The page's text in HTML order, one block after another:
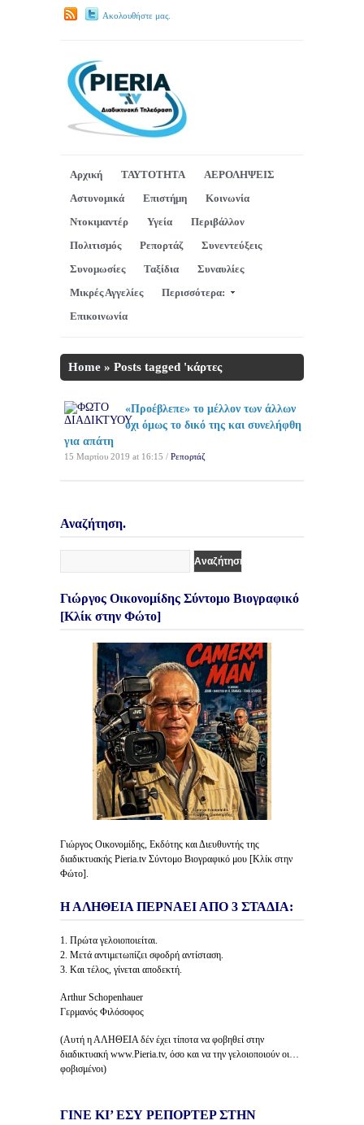
Ακολουθήστε μας.
Αρχική ΤΑΥΤΟΤΗΤΑ
ΑΕΡΟΛΗΨΕΙΣ
Αστυνομικά
Επιστήμη
Κοινωνία
Ντοκιμαντέρ
Υγεία
Περιβάλλον
Πολιτισμός
Ρεπορτάζ
Συνεντεύξεις
Συνομωσίες
Ταξίδια
Συναυλίες
Μικρές Αγγελίες
Περισσότερα:
Επικοινωνία
Home » Posts tagged 'κάρτες
«Προέβλεπε» το μέλλον των άλλων
όχι όμως το δικό της και συνελήφθη
για απάτη
15 Μαρτίου 2019 at 16:15 / Ρεπορτάζ
Αναζήτηση.
Γιώργος Οικονομίδης Σύντομο Βιογραφικό
[Κλίκ στην Φώτο]
Γιώργος Οικονομίδης, Εκδότης και Διευθυντής της
διαδικτυακής Pieria.tv Σύντομο Βιογραφικό μου [Κλίκ στην
Φώτο].
Η ΑΛΗΘΕΙΑ ΠΕΡΝΑΕΙ ΑΠΟ 3 ΣΤΑΔΙΑ:
1. Πρώτα γελοιοποιείται.
2. Μετά αντιμετωπίζει σφοδρή αντίσταση.
3. Και τέλος, γίνεται αποδεκτή.
Arthur Schopenhauer
Γερμανός Φιλόσοφος
(Αυτή η ΑΛΗΘΕΙΑ δέν έχει τίποτα να φοβηθεί στην
διαδικτυακή www.Pieria.tv, όσο και να την γελοιοποιούν οι…
φοβισμένοι)
ΓΙΝΕ ΚΙ’ ΕΣΥ ΡΕΠΟΡΤΕΡ ΣΤΗΝ